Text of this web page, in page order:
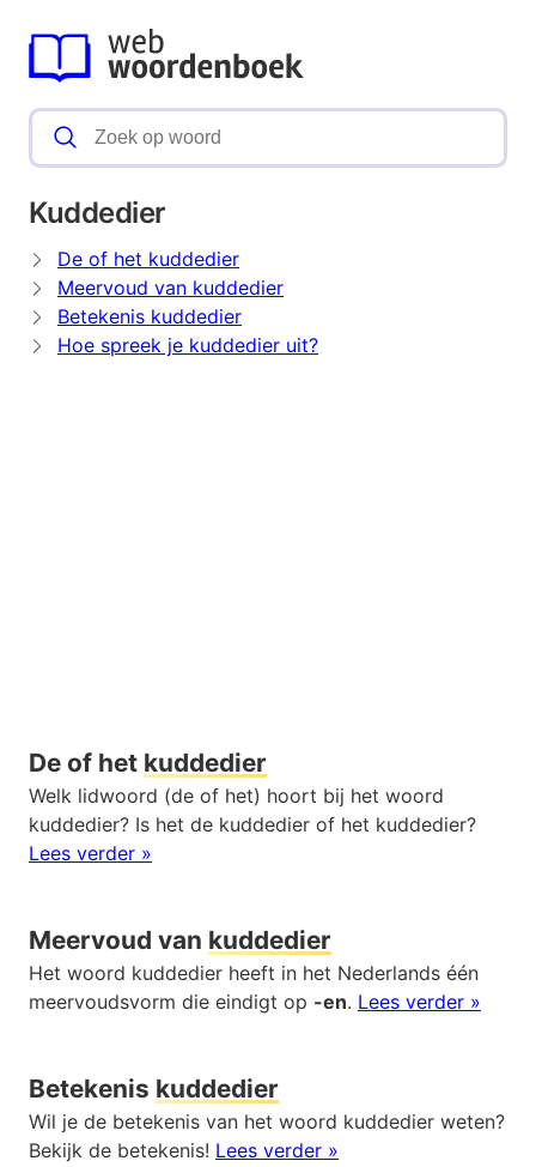
Kuddedier
De of het kuddedier
Meervoud van kuddedier
Betekenis kuddedier
Hoe spreek je kuddedier uit?
De of het kuddedier
Welk lidwoord (de of het) hoort bij het woord
kuddedier? Is het de kuddedier of het kuddedier?
Lees verder »
Meervoud van kuddedier
Het woord kuddedier heeft in het Nederlands één
meervoudsvorm die eindigt op -en. Lees verder »
Betekenis kuddedier
Wil je de betekenis van het woord kuddedier weten?
Bekijk de betekenis! Lees verder »